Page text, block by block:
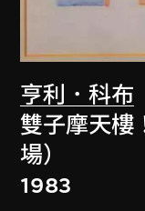
亨利．科布
雙子摩天樓
場）
1983